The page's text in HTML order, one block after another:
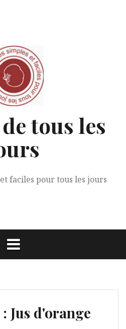
tous les
faciles pour tous les jours
Jus d'orange